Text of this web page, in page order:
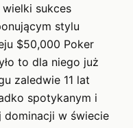
sukces
stylu
$50,000 Poker
to dla niego już
zaledwie 11 lat
spotykanym i
dominacji w świecie